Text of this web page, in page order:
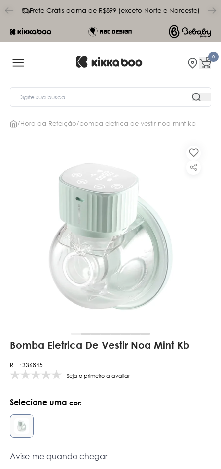
Frete Grátis acima de R$899 (exceto Norte e Nordeste)
0
/Hora da Refeição/bomba eletrica de vestir noa mint kb
Bomba Eletrica De Vestir Noa Mint Kb
REF: 336845
Seja o primeiro a avaliar
Selecione uma cor:
Avise-me quando chegar